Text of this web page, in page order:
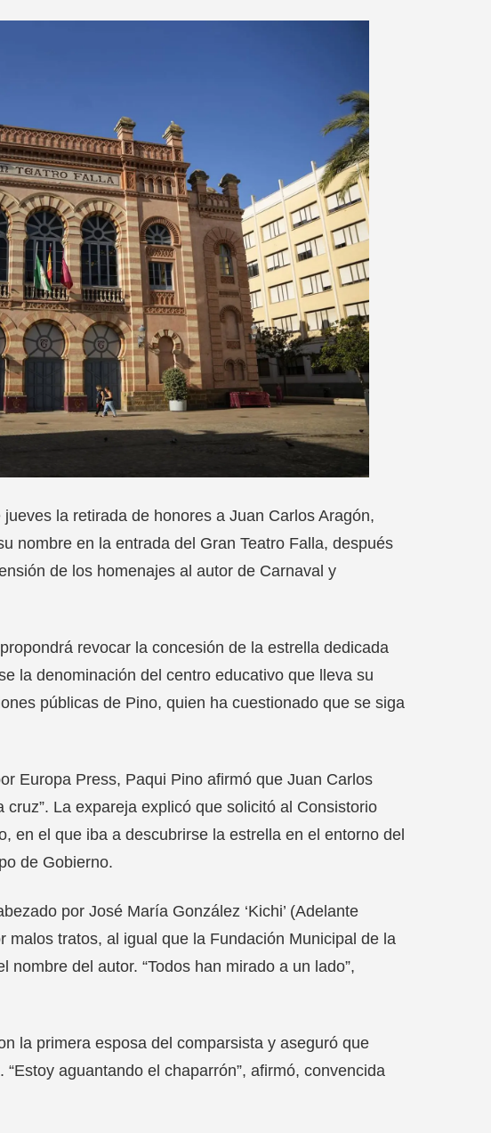
la retirada de honores a Juan Carlos Aragón,
nombre en la entrada del Gran Teatro Falla, después
de los homenajes al autor de Carnaval y
revocar la concesión de la estrella dedicada
la denominación del centro educativo que lleva su
públicas de Pino, quien ha cuestionado que se siga
Europa Press, Paqui Pino afirmó que Juan Carlos
La expareja explicó que solicitó al Consistorio
en el que iba a descubrirse la estrella en el entorno del
de Gobierno.
por José María González ‘Kichi’ (Adelante
tratos, al igual que la Fundación Municipal de la
del autor. “Todos han mirado a un lado”,
la primera esposa del comparsista y aseguró que
aguantando el chaparrón”, afirmó, convencida